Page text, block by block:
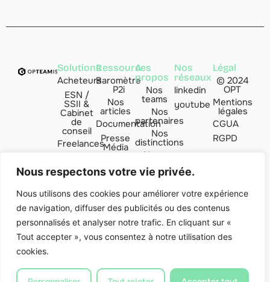
Nous respectons votre vie privée.
Nous utilisons des cookies pour améliorer votre expérience
de navigation, diffuser des publicités ou des contenus
personnalisés et analyser notre trafic. En cliquant sur «
Tout accepter », vous consentez à notre utilisation des
cookies.
Solutions
Acheteurs
ESN /
SSII &
Cabinet
de
conseil
Freelances
de
transition
Indice
Valoria
Club'ESN
Ressources
Baromètre
P2i
Nos
articles
Documentation
Presse
Média
A
propos
Nos
teams
Nos
partenaires
Nos
distinctions
Nous
Contact
Nos
réseaux
linkedin
youtube
Légal
© 2024
OPT
Mentions
légales
CGUA
RGPD